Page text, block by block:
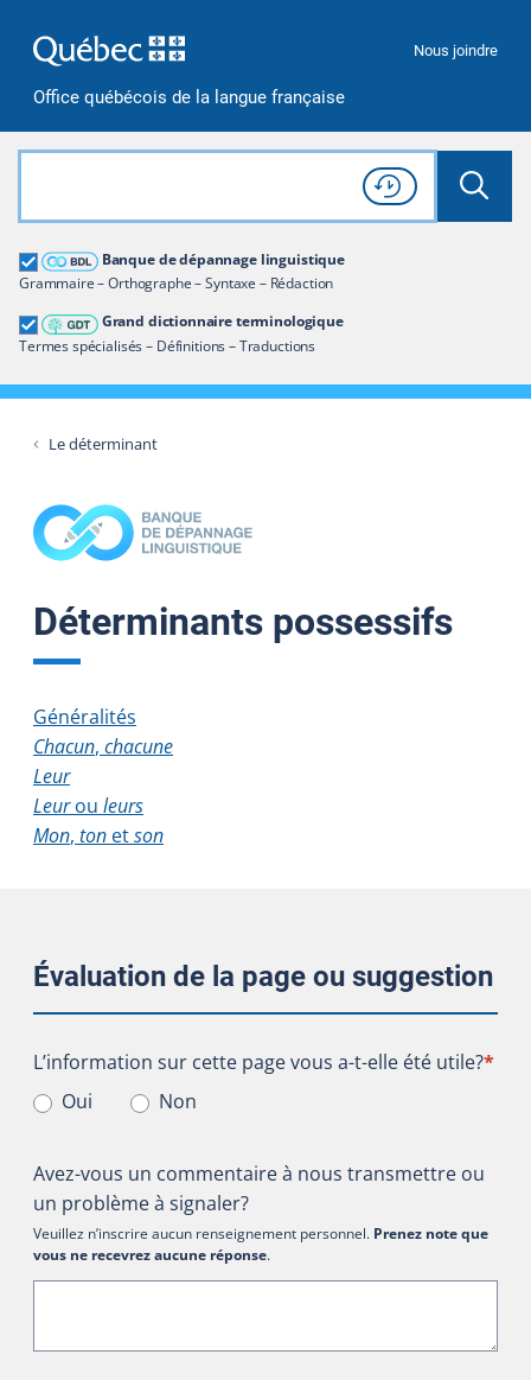
Office québécois de la langue française
Nous joindre
Rechercher dans tout le site
Lancer
Consulter l'
Historique
de recherche
Banque de dépannage linguistique
Grammaire – Orthographe – Syntaxe – Rédaction
Grand dictionnaire terminologique
Termes spécialisés – Définitions – Traductions
Grand dictionnaire terminologique
Restreindre aux termes
Le déterminant
Déterminants possessifs
Généralités
Chacun, chacune
Leur
Leurou leurs
Mon, ton etson
Évaluation de la page ou suggestion
L’information sur cette page vous a-t-elle été utile?
L’information sur cette page vous a-t-elle été utile?*
Oui
Non
Avez-vous un commentaire à nous transmettre ou
un problème à signaler?
Veuillez n’inscrire aucun renseignement personnel. Prenez note que
vous ne recevrez aucune réponse.